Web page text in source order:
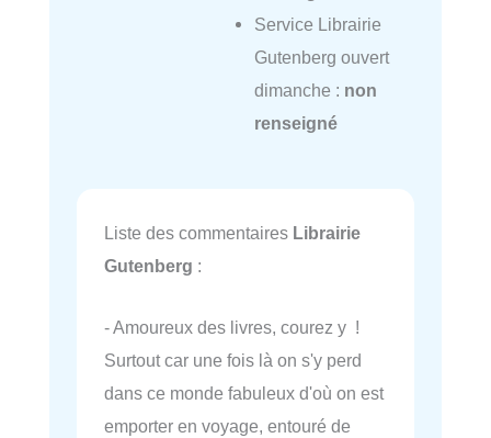
Service Librairie
Gutenberg ouvert
dimanche : non
renseigné
Liste des commentaires Librairie
Gutenberg :
- Amoureux des livres, courez y !
Surtout car une fois là on s'y perd
dans ce monde fabuleux d'où on est
emporter en voyage, entouré de